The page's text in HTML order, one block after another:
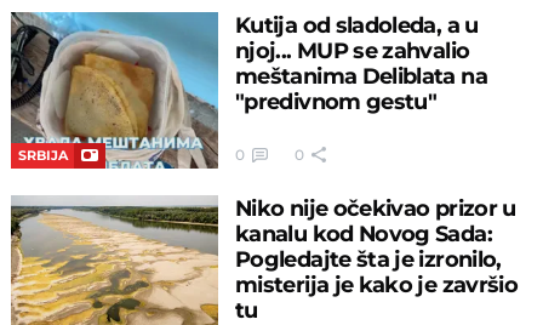
SRBIJA
Kutija od sladoleda, a u
njoj... MUP se zahvalio
meštanima Deliblata na
"predivnom gestu"
0 0
Niko nije očekivao prizor u
kanalu kod Novog Sada:
Pogledajte šta je izronilo,
misterija je kako je završio
tu